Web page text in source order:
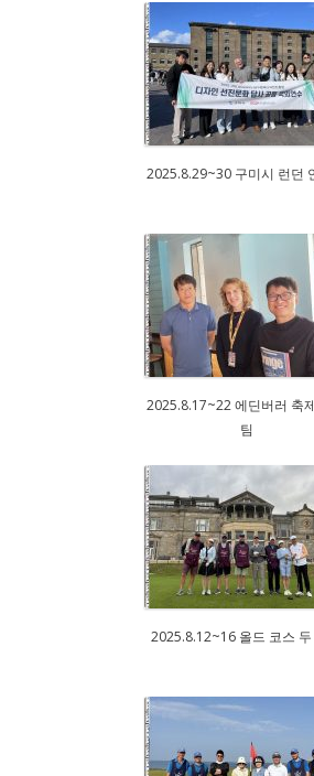
2025.8.29~30 구미시 런던
2025.8.17~22 에딘버러 축
팀
2025.8.12~16 올드 코스 두